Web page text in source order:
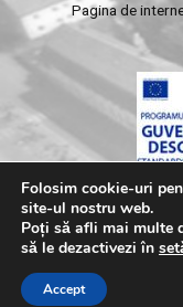
Pagina de
Copyright ©
Folosim cookie-uri
site-ul nostru web.
Poți să afli mai multe
să le dezactivezi în
Accept